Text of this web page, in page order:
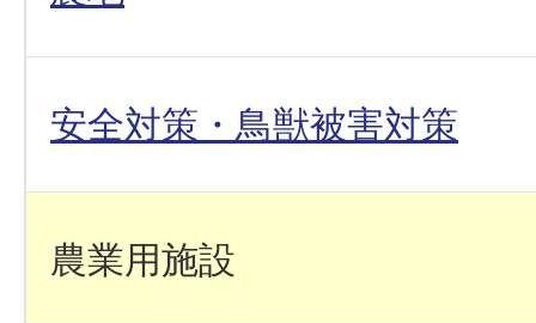
安全対策・鳥獣被害対策
農業用施設